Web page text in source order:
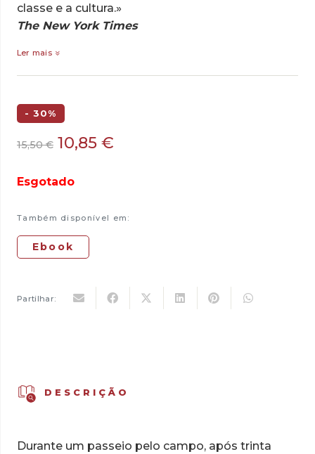
classe e a cultura.»
The New York Times
Ler mais
- 30%
15,50€ O
original
15,50 €.
10,85 €
10,85 €.
Esgotado
Também disponível em:
Ebook
Partilhar:
DESCRIÇÃO
Durante um passeio pelo campo, após trinta